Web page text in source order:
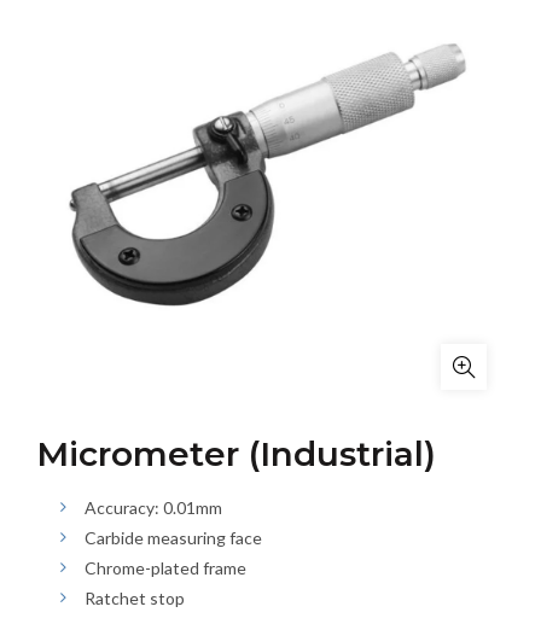
Micrometer (Industrial)
Accuracy: 0.01mm
Carbide measuring face
Chrome-plated frame
Ratchet stop